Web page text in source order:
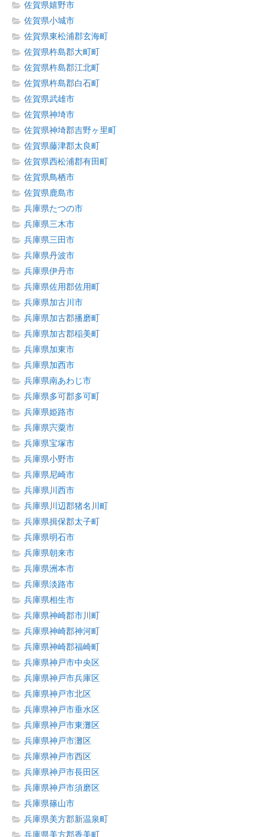
佐賀県嬉野市
佐賀県小城市
佐賀県東松浦郡玄海町
佐賀県杵島郡大町町
佐賀県杵島郡江北町
佐賀県杵島郡白石町
佐賀県武雄市
佐賀県神埼市
佐賀県神埼郡吉野ヶ里町
佐賀県藤津郡太良町
佐賀県西松浦郡有田町
佐賀県鳥栖市
佐賀県鹿島市
兵庫県たつの市
兵庫県三木市
兵庫県三田市
兵庫県丹波市
兵庫県伊丹市
兵庫県佐用郡佐用町
兵庫県加古川市
兵庫県加古郡播磨町
兵庫県加古郡稲美町
兵庫県加東市
兵庫県加西市
兵庫県南あわじ市
兵庫県多可郡多可町
兵庫県姫路市
兵庫県宍粟市
兵庫県宝塚市
兵庫県小野市
兵庫県尼崎市
兵庫県川西市
兵庫県川辺郡猪名川町
兵庫県揖保郡太子町
兵庫県明石市
兵庫県朝来市
兵庫県洲本市
兵庫県淡路市
兵庫県相生市
兵庫県神崎郡市川町
兵庫県神崎郡神河町
兵庫県神崎郡福崎町
兵庫県神戸市中央区
兵庫県神戸市兵庫区
兵庫県神戸市北区
兵庫県神戸市垂水区
兵庫県神戸市東灘区
兵庫県神戸市灘区
兵庫県神戸市西区
兵庫県神戸市長田区
兵庫県神戸市須磨区
兵庫県篠山市
兵庫県美方郡新温泉町
兵庫県美方郡香美町